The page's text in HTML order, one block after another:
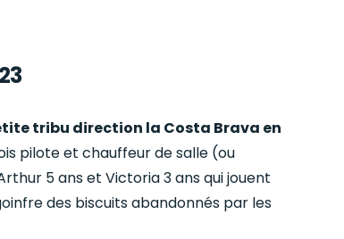
tribu direction la Costa Brava en
pilote et chauffeur de salle (ou
5 ans et Victoria 3 ans qui jouent
des biscuits abandonnés par les